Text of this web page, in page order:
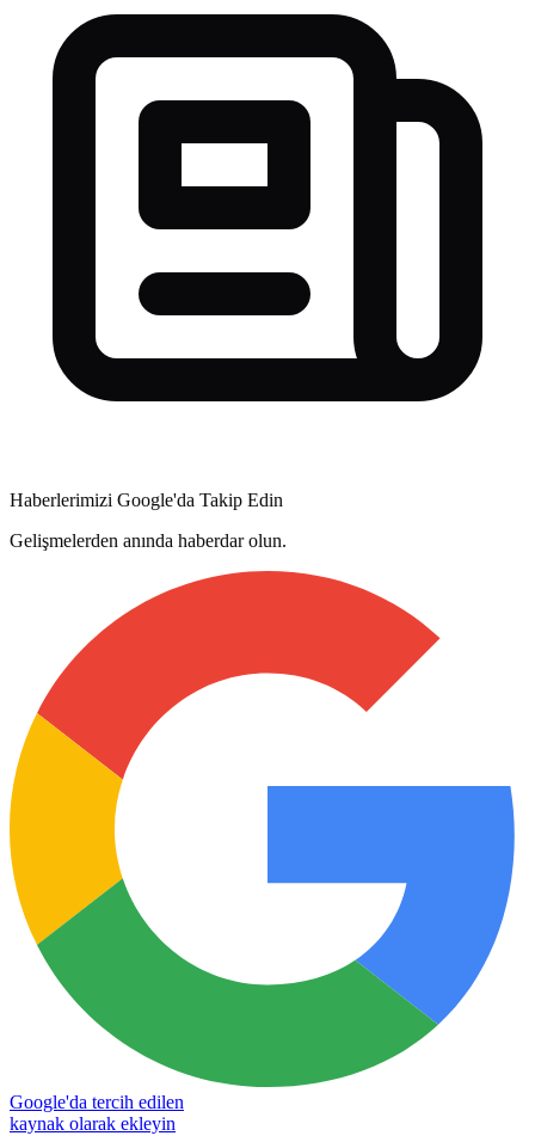
Haberlerimizi Google'da Takip Edin
Gelişmelerden anında haberdar olun.
Google'da tercih edilen
kaynak olarak ekleyin